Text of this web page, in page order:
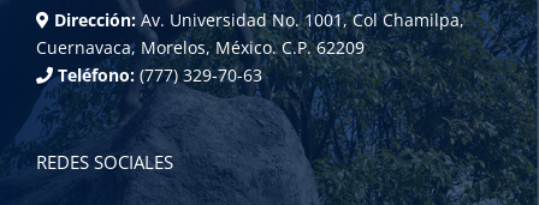
Dirección: Av. Universidad No. 1001, Col Chamilpa,
Cuernavaca, Morelos, México. C.P. 62209
Teléfono: (777) 329-70-63
REDES SOCIALES